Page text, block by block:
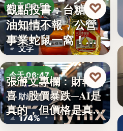
今天 06:50
食安風暴
文字
觀點投書：台糖毒
油知情不報，公營
事業蛇鼠一窩！人
民何堪？
♡
今天 06:47
財經趨勢
174%
張瀞文專欄：財報報
喜，股價暴跌─AI是
真的，但價格是真
的…
♡